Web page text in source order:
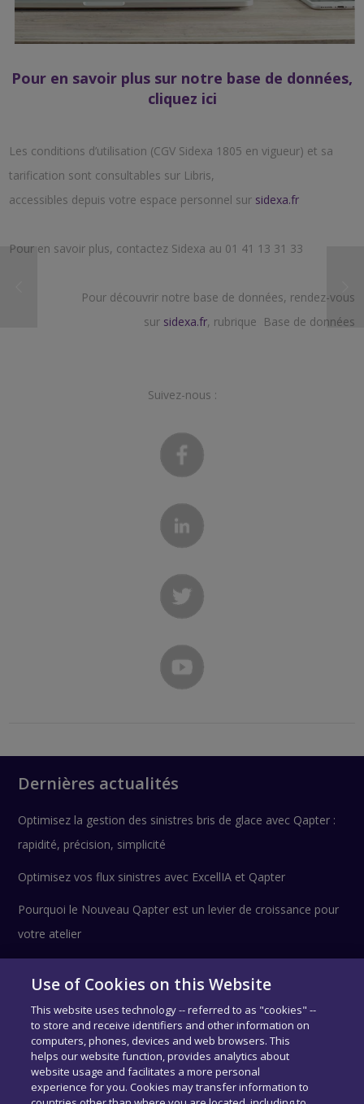
Pour en savoir plus sur notre base de données,
cliquez ici
Les conditions d’utilisation (CGV Sidexa 1805 en vigueur) et sa
tarification sont consultables sur Libris,
accessibles depuis votre espace personnel sur sidexa.fr
Pour en savoir plus, contactez Sidexa au 01 41 13 31 33
Pour découvrir notre base de données, rendez-vous
sur sidexa.fr, rubrique Base de données
Suivez-nous :
Dernières actualités
Optimisez la gestion des sinistres bris de glace avec Qapter :
rapidité, précision, simplicité
Optimisez vos flux sinistres avec ExcellIA et Qapter
Pourquoi le Nouveau Qapter est un levier de croissance pour
votre atelier
Suivez-nous !
Use of Cookies on this Website
This website uses technology -- referred to as "cookies" --
to store and receive identifiers and other information on
computers, phones, devices and web browsers. This
helps our website function, provides analytics about
website usage and facilitates a more personal
experience for you. Cookies may transfer information to